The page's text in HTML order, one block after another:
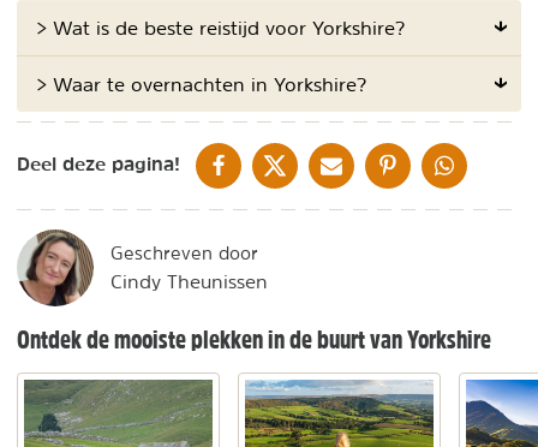
> Wat is de beste reistijd voor Yorkshire?
> Waar te overnachten in Yorkshire?
Deel deze pagina! DELEN OP FACEBOOK
DELEN OP XDELEN VIA DE MAIL
DELEN OP PINTEREST
DELEN OP
Geschreven door
Cindy Theunissen
Ontdek de mooiste plekken in de buurt van Yorkshire